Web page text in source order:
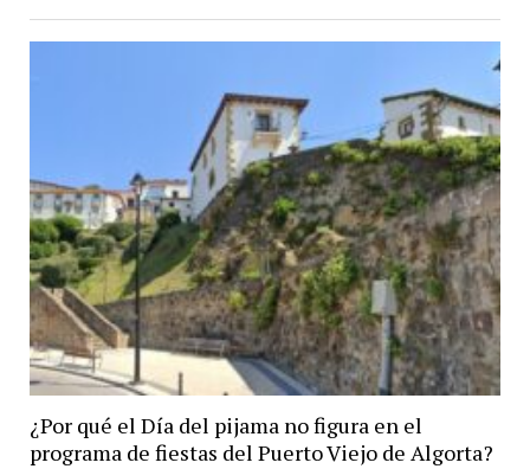
¿Por qué el Día del pijama no figura en el
programa de fiestas del Puerto Viejo de Algorta?